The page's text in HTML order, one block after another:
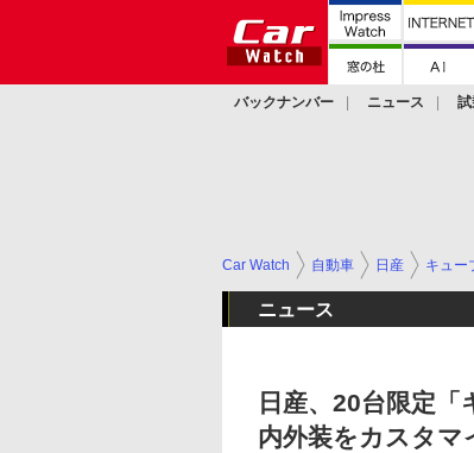
バックナンバー ニュース 試
Car Watch 自動車 日産 キュー
ニュース
日産、20台限定
内外装をカスタマ